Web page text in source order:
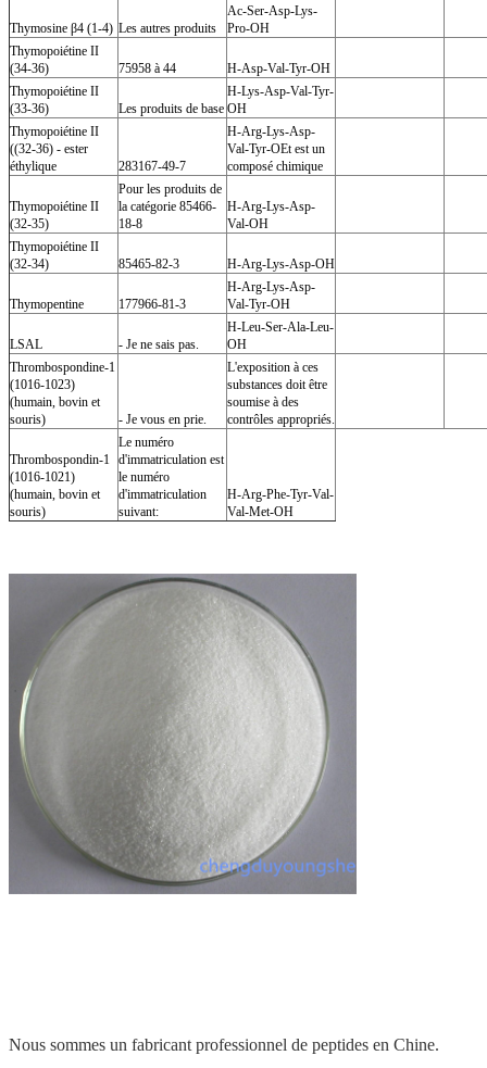
Thymosine β4 (1-4) Les autres produits
Ac-Ser-Asp-Lys-
Pro-OH
Thymopoiétine II
(34-36)
75958 à 44
H-Asp-Val-Tyr-OH
Thymopoiétine II
(33-36)
Les produits de base
H-Lys-Asp-Val-Tyr-
OH
Thymopoiétine II
((32-36) - ester
éthylique
283167-49-7
H-Arg-Lys-Asp-
Val-Tyr-OEt est un
composé chimique
Thymopoiétine II
(32-35)
Pour les produits de
la catégorie 85466-
18-8
H-Arg-Lys-Asp-
Val-OH
Thymopoiétine II
(32-34)
85465-82-3 H-Arg-Lys-Asp-OH
Thymopentine 177966-81-3
H-Arg-Lys-Asp-
Val-Tyr-OH
LSAL - Je ne sais pas.
H-Leu-Ser-Ala-Leu-
OH
Thrombospondine-1
(1016-1023)
(humain, bovin et
souris)
- Je vous en prie.
L'exposition à ces
substances doit être
soumise à des
contrôles appropriés.
Thrombospondin-1
(1016-1021)
(humain, bovin et
souris)
Le numéro
d'immatriculation est
le numéro
d'immatriculation
suivant:
H-Arg-Phe-Tyr-Val-
Val-Met-OH
Nous sommes un fabricant professionnel de peptides en Chine.